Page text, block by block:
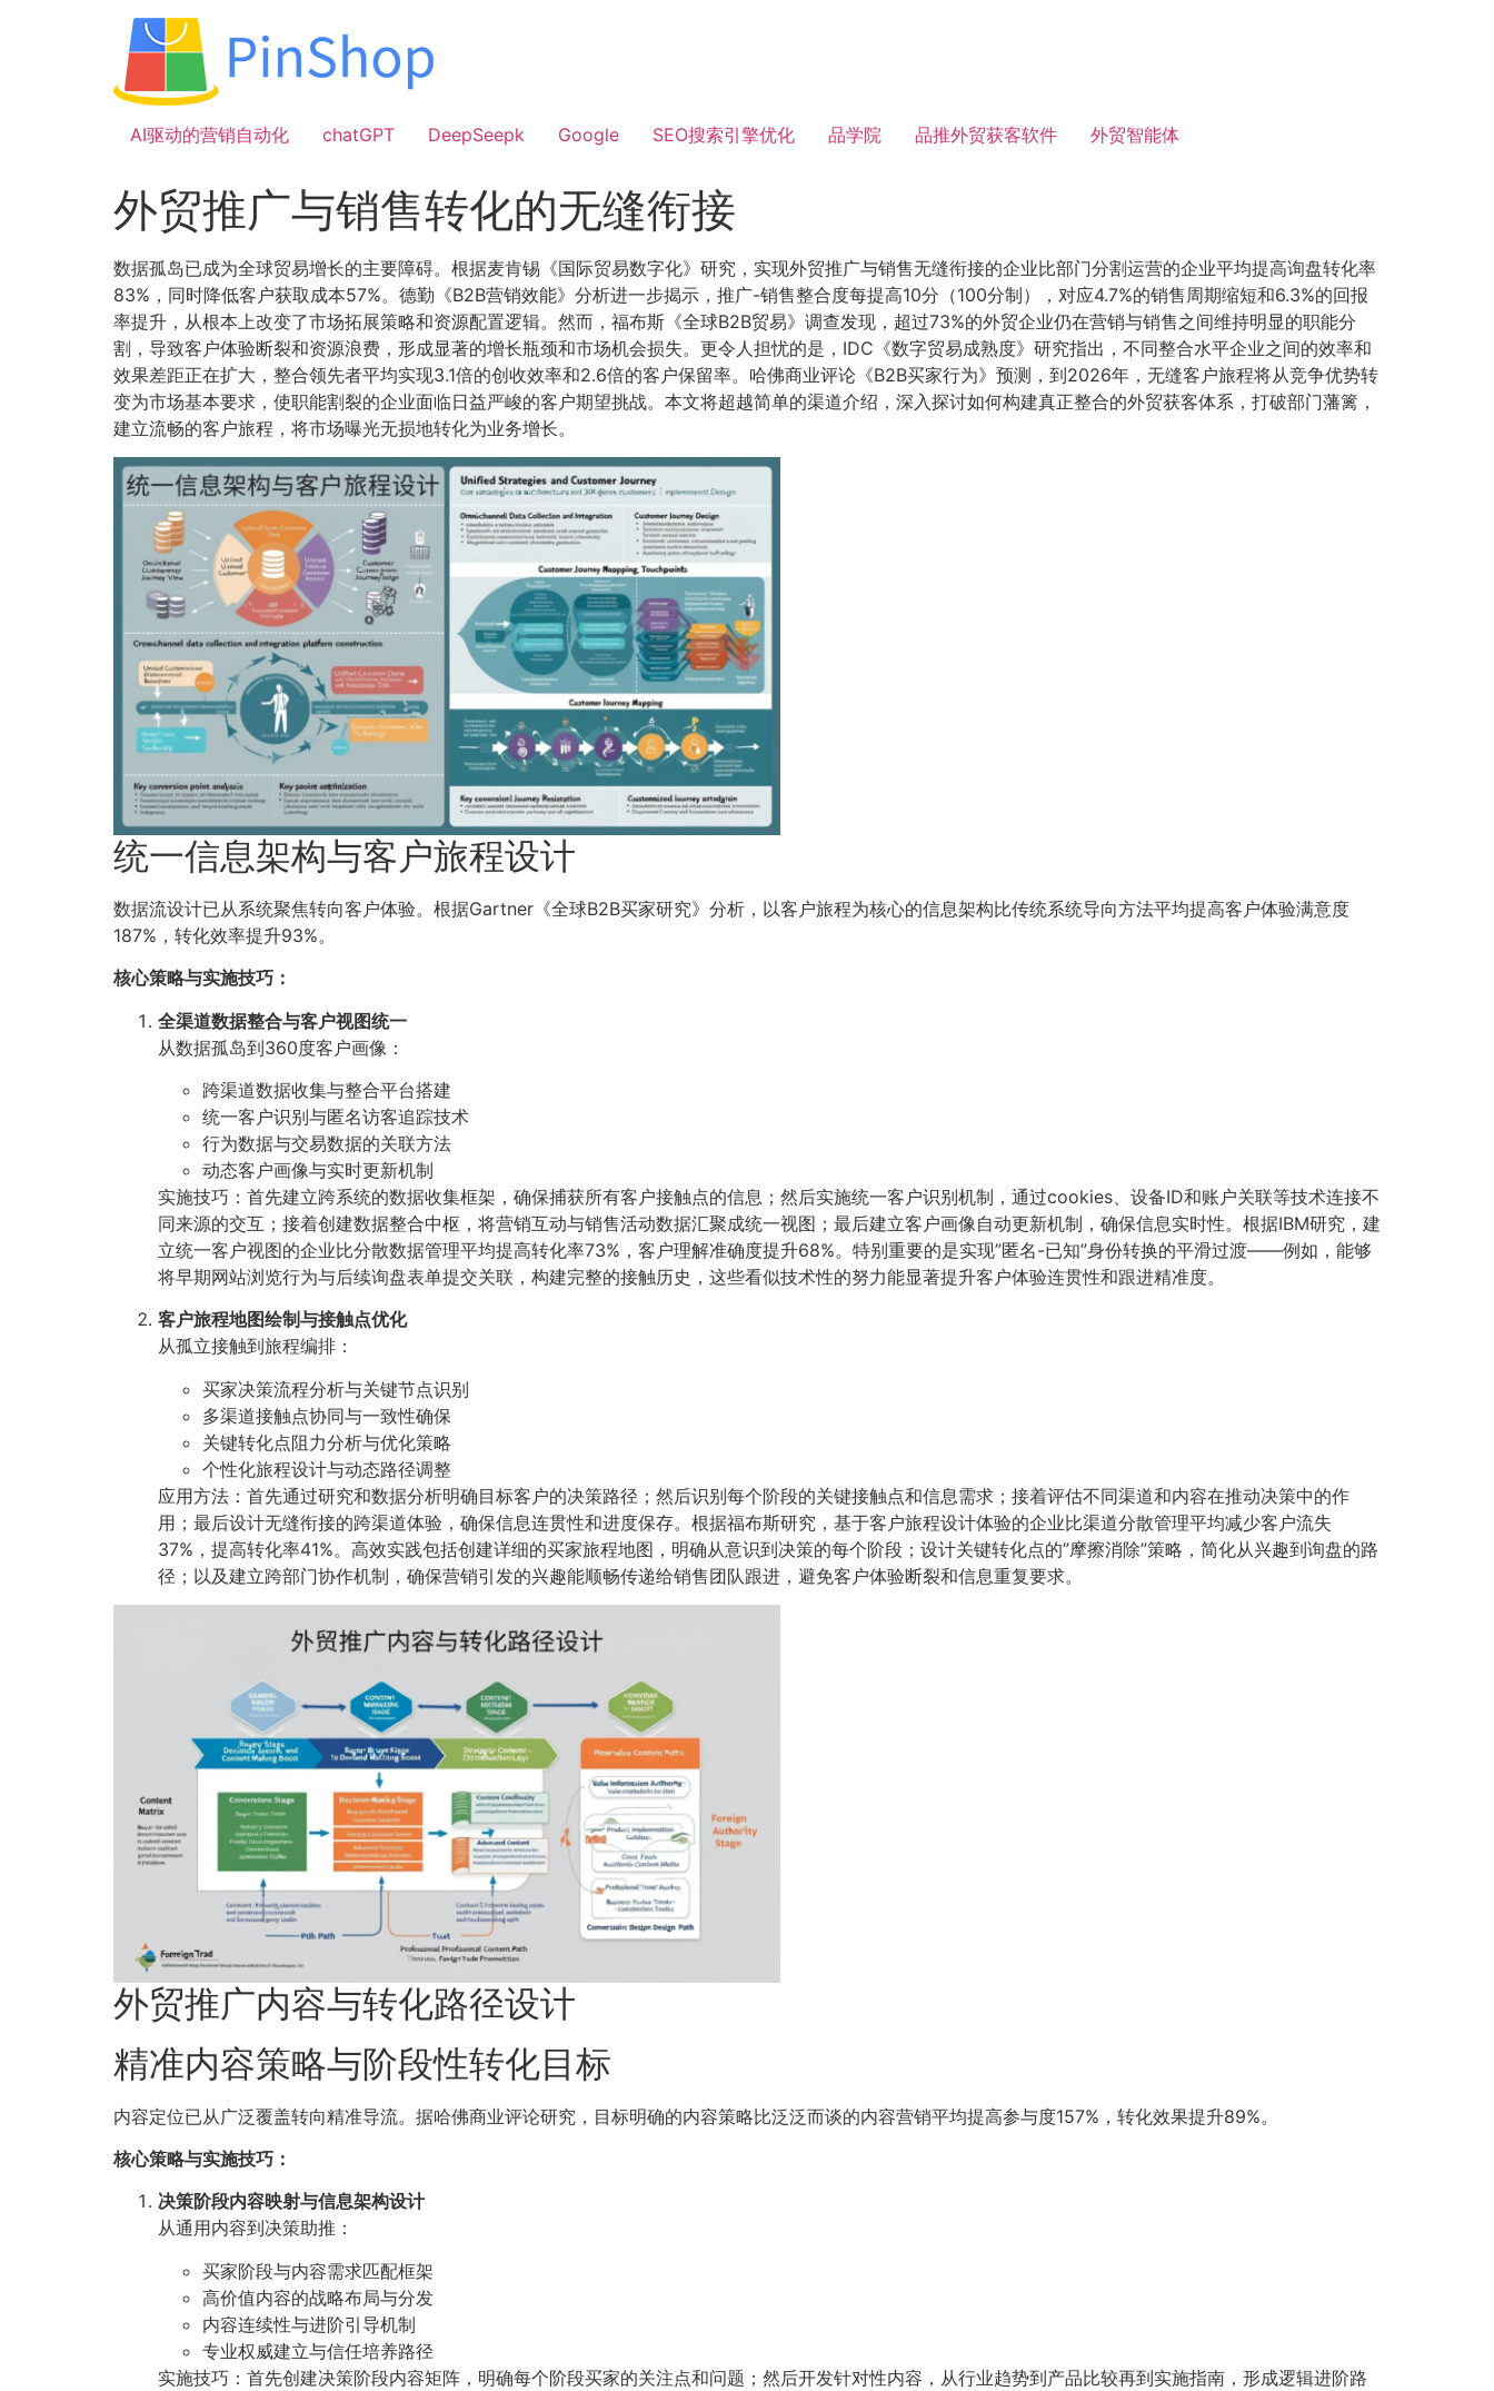
AI驱动的营销自动化
chatGPT DeepSeepk Google SEO搜索引擎优化 品学院 品推外贸获客软件 外贸智能体
外贸推广与销售转化的无缝衔接
数据孤岛已成为全球贸易增长的主要障碍。根据麦肯锡《国际贸易数字化》研究，实现外贸推广与销售无缝衔接的企业比部门分割运营的企业平均提高询盘转化率
83%，同时降低客户获取成本57%。德勤《B2B营销效能》分析进一步揭示，推广-销售整合度每提高10分（100分制），对应4.7%的销售周期缩短和6.3%的回报
率提升，从根本上改变了市场拓展策略和资源配置逻辑。然而，福布斯《全球B2B贸易》调查发现，超过73%的外贸企业仍在营销与销售之间维持明显的职能分
割，导致客户体验断裂和资源浪费，形成显著的增长瓶颈和市场机会损失。更令人担忧的是，IDC《数字贸易成熟度》研究指出，不同整合水平企业之间的效率和
效果差距正在扩大，整合领先者平均实现3.1倍的创收效率和2.6倍的客户保留率。哈佛商业评论《B2B买家行为》预测，到2026年，无缝客户旅程将从竞争优势转
变为市场基本要求，使职能割裂的企业面临日益严峻的客户期望挑战。本文将超越简单的渠道介绍，深入探讨如何构建真正整合的外贸获客体系，打破部门藩篱，
建立流畅的客户旅程，将市场曝光无损地转化为业务增长。
统一信息架构与客户旅程设计
数据流设计已从系统聚焦转向客户体验。根据Gartner《全球B2B买家研究》分析，以客户旅程为核心的信息架构比传统系统导向方法平均提高客户体验满意度
187%，转化效率提升93%。
核心策略与实施技巧：
全渠道数据整合与客户视图统一
从数据孤岛到360度客户画像：
跨渠道数据收集与整合平台搭建
统一客户识别与匿名访客追踪技术
行为数据与交易数据的关联方法
动态客户画像与实时更新机制
实施技巧：首先建立跨系统的数据收集框架，确保捕获所有客户接触点的信息；然后实施统一客户识别机制，通过cookies、设备ID和账户关联等技术连接不
同来源的交互；接着创建数据整合中枢，将营销互动与销售活动数据汇聚成统一视图；最后建立客户画像自动更新机制，确保信息实时性。根据IBM研究，建
立统一客户视图的企业比分散数据管理平均提高转化率73%，客户理解准确度提升68%。特别重要的是实现”匿名-已知”身份转换的平滑过渡——例如，能够
将早期网站浏览行为与后续询盘表单提交关联，构建完整的接触历史，这些看似技术性的努力能显著提升客户体验连贯性和跟进精准度。
客户旅程地图绘制与接触点优化
从孤立接触到旅程编排：
买家决策流程分析与关键节点识别
多渠道接触点协同与一致性确保
关键转化点阻力分析与优化策略
个性化旅程设计与动态路径调整
应用方法：首先通过研究和数据分析明确目标客户的决策路径；然后识别每个阶段的关键接触点和信息需求；接着评估不同渠道和内容在推动决策中的作
用；最后设计无缝衔接的跨渠道体验，确保信息连贯性和进度保存。根据福布斯研究，基于客户旅程设计体验的企业比渠道分散管理平均减少客户流失
37%，提高转化率41%。高效实践包括创建详细的买家旅程地图，明确从意识到决策的每个阶段；设计关键转化点的”摩擦消除”策略，简化从兴趣到询盘的路
径；以及建立跨部门协作机制，确保营销引发的兴趣能顺畅传递给销售团队跟进，避免客户体验断裂和信息重复要求。
外贸推广内容与转化路径设计
精准内容策略与阶段性转化目标
内容定位已从广泛覆盖转向精准导流。据哈佛商业评论研究，目标明确的内容策略比泛泛而谈的内容营销平均提高参与度157%，转化效果提升89%。
核心策略与实施技巧：
决策阶段内容映射与信息架构设计
从通用内容到决策助推：
买家阶段与内容需求匹配框架
高价值内容的战略布局与分发
内容连续性与进阶引导机制
专业权威建立与信任培养路径
实施技巧：首先创建决策阶段内容矩阵，明确每个阶段买家的关注点和问题；然后开发针对性内容，从行业趋势到产品比较再到实施指南，形成逻辑进阶路